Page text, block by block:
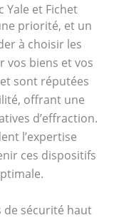
Yale et Fichet
priorité, et un
à choisir les
vos biens et vos
sont réputées
offrant une
d’effraction.
l’expertise
ces dispositifs
de sécurité haut